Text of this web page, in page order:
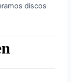
discos